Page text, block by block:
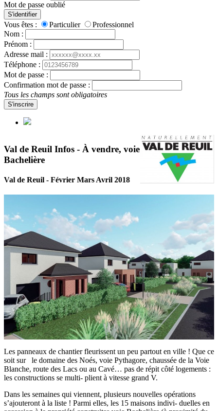
Mot de passe oublié
S'identifier
Vous êtes : Particulier
Professionnel
Nom :
Prénom :
Adresse mail :
Téléphone :
Mot de passe :
Confirmation mot de passe :
Tous les champs sont obligatoires
S'inscrire
Val de Reuil Infos - À vendre, voie
Bachelière
Val de Reuil - Février Mars Avril 2018
Les panneaux de chantier fleurissent un peu partout en ville ! Que ce
soit sur le domaine des Noés, voie Pythagore, chaussée de la Voie
Blanche, route des Lacs ou au Cavé… pas de répit côté logements :
les constructions se multi- plient à vitesse grand V.
Dans les semaines qui viennent, plusieurs nouvelles opérations
s’ajouteront à la liste ! Parmi elles, les 15 maisons indivi- duelles en